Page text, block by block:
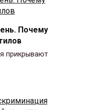
Почему
прикрывают